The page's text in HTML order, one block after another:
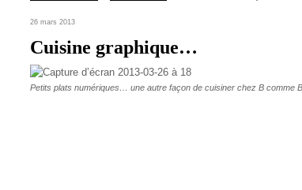
26 mars 2013
Cuisine graphique…
Petits plats numériques… une autre façon de cuisiner chez B comme